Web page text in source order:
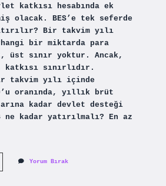
katkısı hesabında ek
olacak. BES’e tek seferde
Bir takvim yılı
bir miktarda para
sınır yoktur. Ancak,
katkısı sınırlıdır.
takvim yılı içinde
oranında, yıllık brüt
kadar devlet desteği
kadar yatırılmalı? En az
Yorum Bırak